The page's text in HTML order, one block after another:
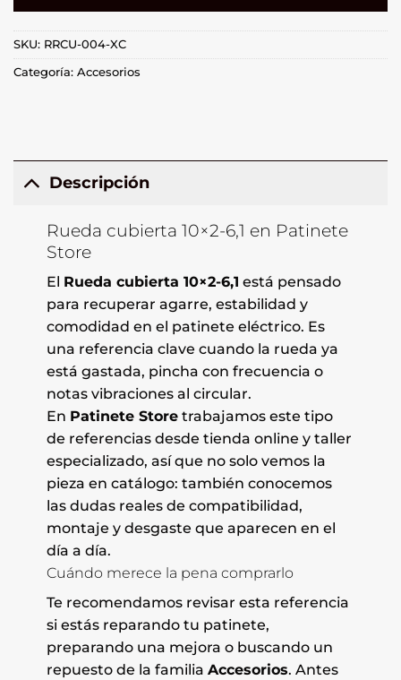
SKU: RRCU-004-XC
Categoría: Accesorios
Descripción
Rueda cubierta 10×2-6,1 en Patinete
Store
El Rueda cubierta 10×2-6,1 está pensado
para recuperar agarre, estabilidad y
comodidad en el patinete eléctrico. Es
una referencia clave cuando la rueda ya
está gastada, pincha con frecuencia o
notas vibraciones al circular.
En Patinete Storetrabajamos este tipo
de referencias desde tienda online y taller
especializado, así que no solo vemos la
pieza en catálogo: también conocemos
las dudas reales de compatibilidad,
montaje y desgaste que aparecen en el
día a día.
Cuándo merece la pena comprarlo
Te recomendamos revisar esta referencia
si estás reparando tu patinete,
preparando una mejora o buscando un
repuesto de la familia Accesorios. Antes